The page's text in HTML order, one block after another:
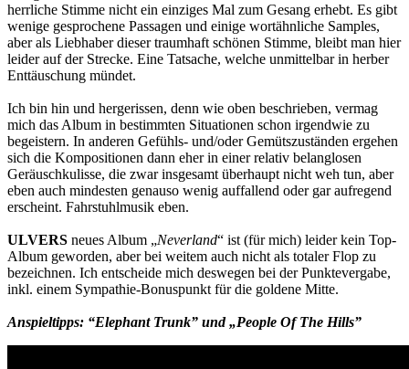
herrliche Stimme nicht ein einziges Mal zum Gesang erhebt. Es gibt
wenige gesprochene Passagen und einige wortähnliche Samples,
aber als Liebhaber dieser traumhaft schönen Stimme, bleibt man hier
leider auf der Strecke. Eine Tatsache, welche unmittelbar in herber
Enttäuschung mündet.
Ich bin hin und hergerissen, denn wie oben beschrieben, vermag
mich das Album in bestimmten Situationen schon irgendwie zu
begeistern. In anderen Gefühls- und/oder Gemütszuständen ergehen
sich die Kompositionen dann eher in einer relativ belanglosen
Geräuschkulisse, die zwar insgesamt überhaupt nicht weh tun, aber
eben auch mindesten genauso wenig auffallend oder gar aufregend
erscheint. Fahrstuhlmusik eben.
ULVERS neues Album „Neverland“ ist (für mich) leider kein Top-
Album geworden, aber bei weitem auch nicht als totaler Flop zu
bezeichnen. Ich entscheide mich deswegen bei der Punktevergabe,
inkl. einem Sympathie-Bonuspunkt für die goldene Mitte.
Anspieltipps: “Elephant Trunk” und „People Of The Hills”